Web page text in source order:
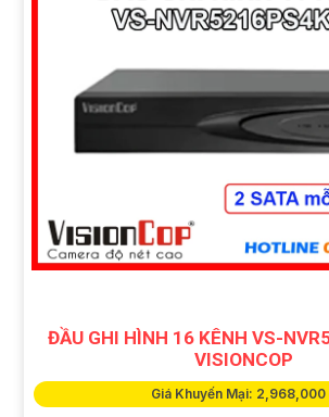
ĐẦU GHI HÌNH 16 KÊNH VS-
VISIONCOP
Giá Khuyến Mại: 2,968,000